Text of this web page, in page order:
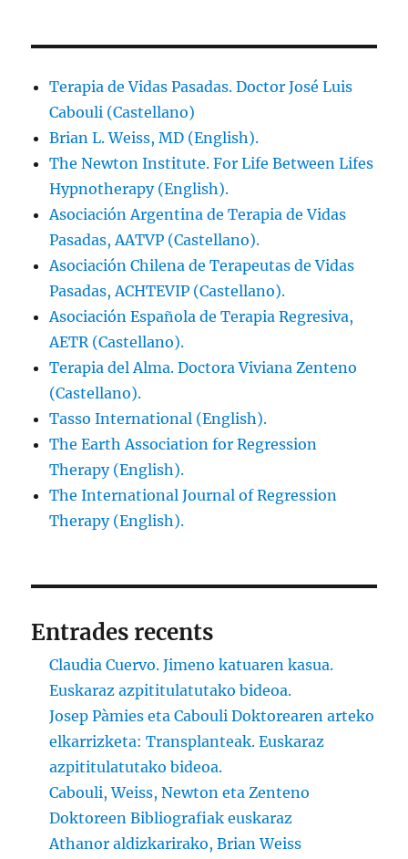
Terapia de Vidas Pasadas. Doctor José Luis
Cabouli (Castellano)
Brian L. Weiss, MD (English).
The Newton Institute. For Life Between Lifes
Hypnotherapy (English).
Asociación Argentina de Terapia de Vidas
Pasadas, AATVP (Castellano).
Asociación Chilena de Terapeutas de Vidas
Pasadas, ACHTEVIP (Castellano).
Asociación Española de Terapia Regresiva,
AETR (Castellano).
Terapia del Alma. Doctora Viviana Zenteno
(Castellano).
Tasso International (English).
The Earth Association for Regression
Therapy (English).
The International Journal of Regression
Therapy (English).
Entrades recents
Claudia Cuervo. Jimeno katuaren kasua.
Euskaraz azpititulatutako bideoa.
Josep Pàmies eta Cabouli Doktorearen arteko
elkarrizketa: Transplanteak. Euskaraz
azpititulatutako bideoa.
Cabouli, Weiss, Newton eta Zenteno
Doktoreen Bibliografiak euskaraz
Athanor aldizkarirako, Brian Weiss